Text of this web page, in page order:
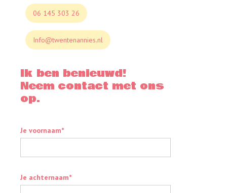
06 145 303 26
Info@twentenannies.nl
Ik ben benieuwd!
Neem contact met ons
op.
Je voornaam*
Je achternaam*